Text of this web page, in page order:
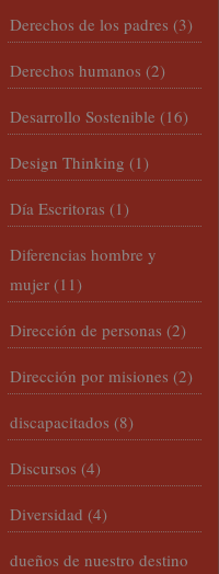
Derechos de los padres (3)
Derechos humanos (2)
Desarrollo Sostenible (16)
Design Thinking (1)
Día Escritoras (1)
Diferencias hombre y
mujer (11)
Dirección de personas (2)
Dirección por misiones (2)
discapacitados (8)
Discursos (4)
Diversidad (4)
dueños de nuestro destino